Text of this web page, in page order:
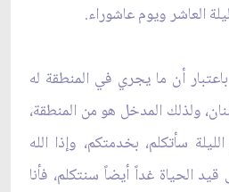
العاشر ويوم عاشوراء.
أن ما يجري في المنطقة له
ولذلك المدخل هو من المنطقة،
سأتكلم، بخدمتكم، وإذا الله
قيد الحياة غداً أيضاً سنتكلم، فأنا